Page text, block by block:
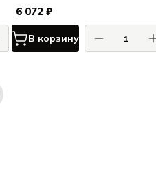
6 072 ₽
В корзину